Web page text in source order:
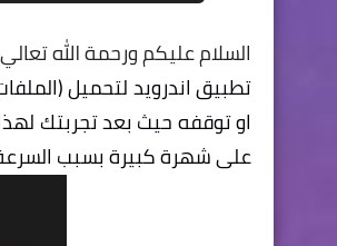
السلام عليكم ورحمة الله
تطبيق اندرويد لتحميل
على شهرة كبيرة بسبب السرعة